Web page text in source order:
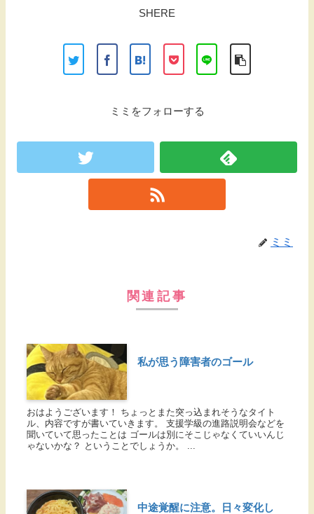
SHERE
ミミをフォローする
ミミ
関連記事
私が思う障害者のゴール
おはようございます！ ちょっとまた突っ込まれそうなタイト
ル、内容ですが書いていきます。 支援学級の進路説明会などを
聞いていて思ったことは ゴールは別にそこじゃなくていいんじ
ゃないかな？ ということでしょうか。 ...
中途覚醒に注意。日々変化し